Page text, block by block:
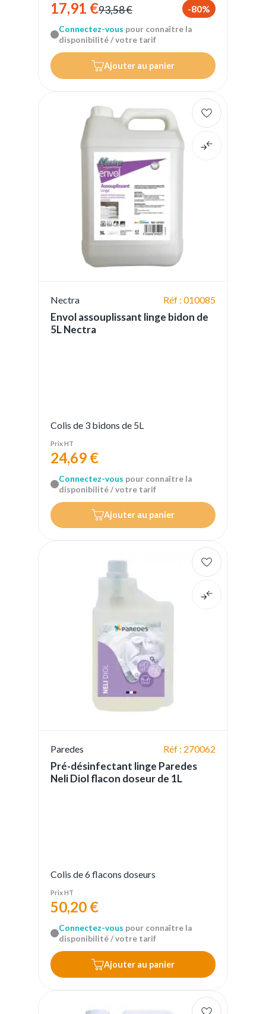
17,91 €93,58 € -80%
Connectez-vous pour connaître la
disponibilité / votre tarif
Ajouter au panier
Nectra Réf : 010085
Envol assouplissant linge bidon de
5L Nectra
Colis de 3 bidons de 5L
Prix HT
24,69 €
Connectez-vous pour connaître la
disponibilité / votre tarif
Ajouter au panier
Paredes Réf : 270062
Pré-désinfectant linge Paredes
Neli Diol flacon doseur de 1L
Colis de 6 flacons doseurs
Prix HT
50,20 €
Connectez-vous pour connaître la
disponibilité / votre tarif
Ajouter au panier